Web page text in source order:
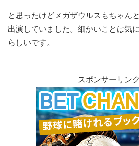
と思ったけどメガザウルスもちゃん
出演していました。細かいことは気
らしいです。
スポンサーリンク